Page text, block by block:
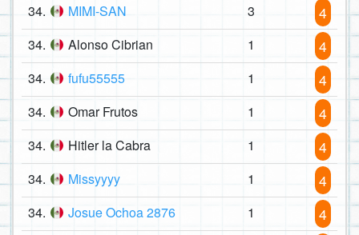
34. MIMI-SAN 3 4
34. Alonso Cibrian 1 4
34. fufu55555 1 4
34. Omar Frutos 1 4
34. Hitler la Cabra 1 4
34. Missyyyy 1 4
34. Josue Ochoa 2876 1 4